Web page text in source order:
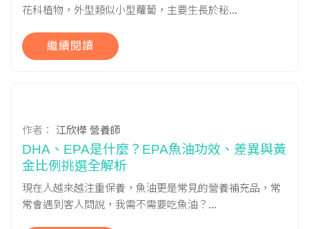
花科植物，外型類似小型蘿蔔，主要生長於秘...
繼續閱讀
作者： 江欣樺 營養師
DHA、EPA是什麼？EPA魚油功效、差異與黃
金比例挑選全解析
現在人越來越注重保養，魚油更是常見的營養補充品，常
常會遇到客人問說，我需不需要吃魚油？...